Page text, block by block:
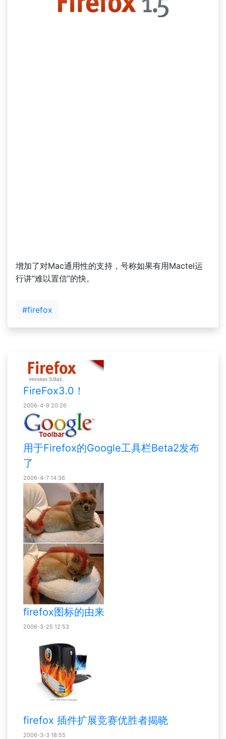
增加了对Mac通用性的支持，号称如果有用Mactel运
行讲“难以置信”的快。
#firefox
FireFox3.0！
2006-4-9 20:26
用于Firefox的Google工具栏Beta2发布
了
2006-4-7 14:36
firefox图标的由来
2006-3-25 12:53
firefox 插件扩展竞赛优胜者揭晓
2006-3-3 18:55